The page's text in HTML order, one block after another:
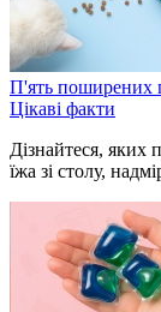
П'ять поширених
Цікаві факти
Дізнайтеся, яких
їжа зі столу,